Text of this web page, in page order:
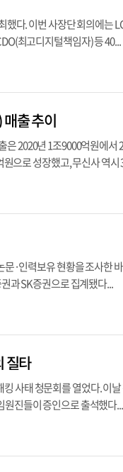
다. 이번 사장단 회의에는
최고디지털책임자) 등 40...
출 추이
2020년 1조9000억원에서
으로 성장했고, 무신사 역시
·인력보유 현황을 조사한
과 SK증권으로 집계됐다...
질타
사태 청문회를 열었다. 이
원진들이 증인으로 출석했다...